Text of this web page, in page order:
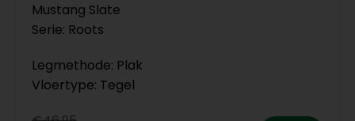
Mustang Slate
Serie: Roots
Legmethode: Plak
Vloertype: Tegel